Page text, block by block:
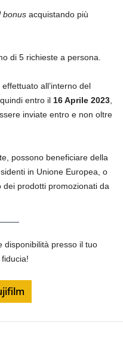
bonus acquistando più
di 5 richieste a persona.
all’interno del
entro il 16 Aprile 2023,
inviate entro e non oltre
possono beneficiare della
in Unione Europea, o
dei prodotti promozionati da
disponibilità presso il tuo